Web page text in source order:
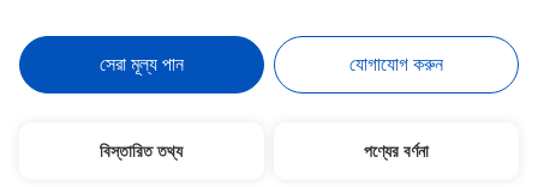
সেরা মূল্য পান যোগাযোগ করুন
বিস্তারিত তথ্য পণ্যের বর্ণনা